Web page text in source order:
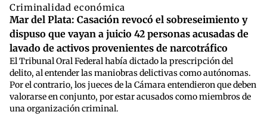
Criminalidad económica
Mar del Plata: Casación revocó el sobreseimiento y
dispuso que vayan a juicio 42 personas acusadas de
lavado de activos provenientes de narcotráfico
El Tribunal Oral Federal había dictado la prescripción del
delito, al entender las maniobras delictivas como autónomas.
Por el contrario, los jueces de la Cámara entendieron que deben
valorarse en conjunto, por estar acusados como miembros de
una organización criminal.